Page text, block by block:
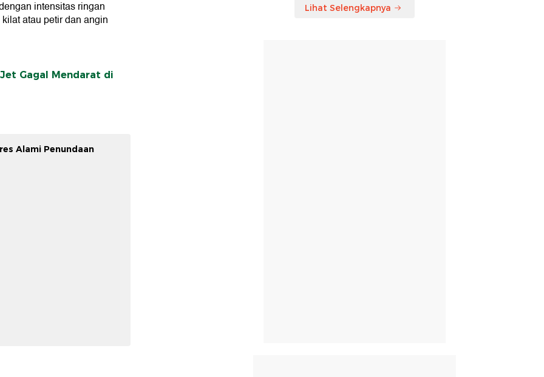
intensitas ringan
atau petir dan angin
Gagal Mendarat di
Alami Penundaan
Lihat Selengkapnya